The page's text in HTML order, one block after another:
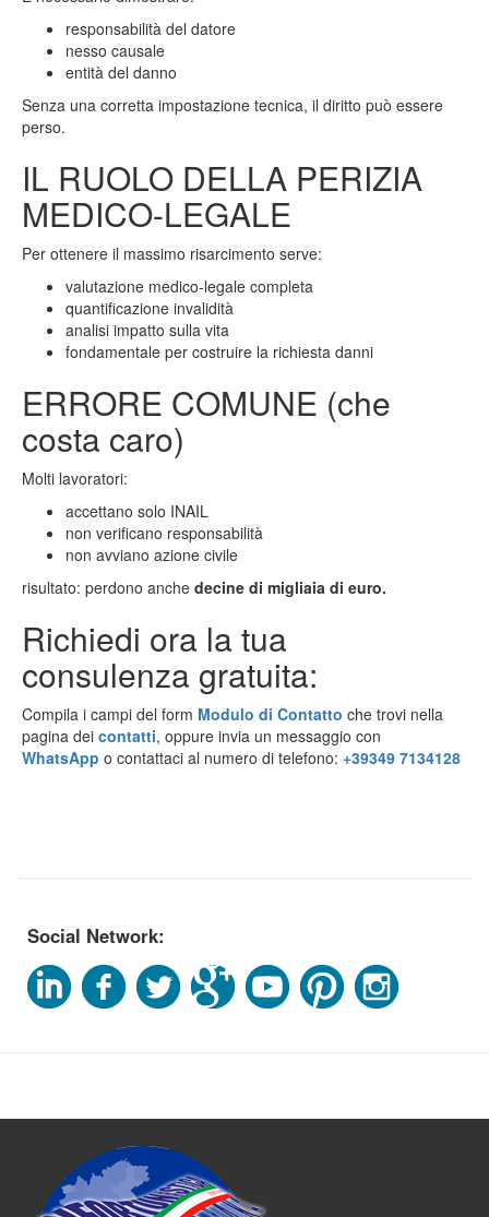
responsabilità del datore
nesso causale
entità del danno
Senza una corretta impostazione tecnica, il diritto può essere
perso.
IL RUOLO DELLA PERIZIA
MEDICO-LEGALE
Per ottenere il massimo risarcimento serve:
valutazione medico-legale completa
quantificazione invalidità
analisi impatto sulla vita
fondamentale per costruire la richiesta danni
ERRORE COMUNE (che
costa caro)
Molti lavoratori:
accettano solo INAIL
non verificano responsabilità
non avviano azione civile
risultato: perdono anche decine di migliaia di euro.
Richiedi ora la tua
consulenza gratuita:
Compila i campi del form Modulo di Contatto che trovi nella
pagina dei contatti, oppure invia un messaggio con
WhatsApp o contattaci al numero di telefono: +39349 7134128
Social Network: